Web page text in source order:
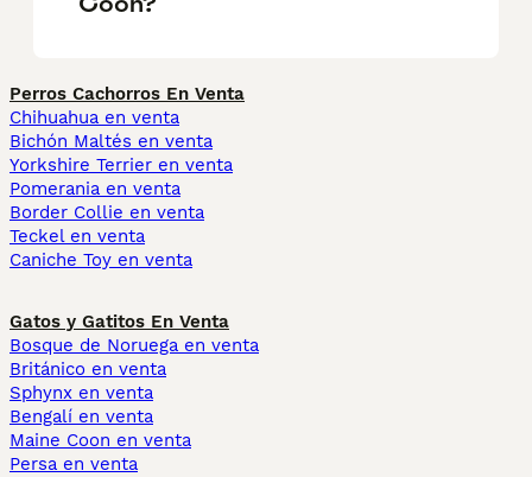
Perros Cachorros En Venta
Chihuahua en venta
Bichón Maltés en venta
Yorkshire Terrier en venta
Pomerania en venta
Border Collie en venta
Teckel en venta
Caniche Toy en venta
Gatos y Gatitos En Venta
Bosque de Noruega en venta
Británico en venta
Sphynx en venta
Bengalí en venta
Maine Coon en venta
Persa en venta